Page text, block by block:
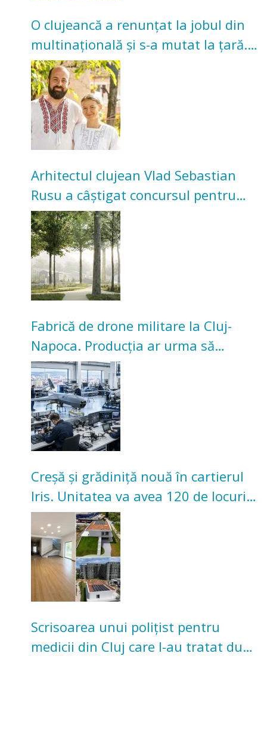
O clujeancă a renunțat la jobul din
multinațională și s-a mutat la țară.
Acum cultivă legume în grădina
bunicilor
Arhitectul clujean Vlad Sebastian
Rusu a câștigat concursul pentru
transformarea Grădinii Casei
Universitarilor
Fabrică de drone militare la Cluj-
Napoca. Producția ar urma să
înceapă în toamna acestui an
Creșă și grădiniță nouă în cartierul
Iris. Unitatea va avea 120 de locuri
pentru copii
Scrisoarea unui polițist pentru
medicii din Cluj care l-au tratat după